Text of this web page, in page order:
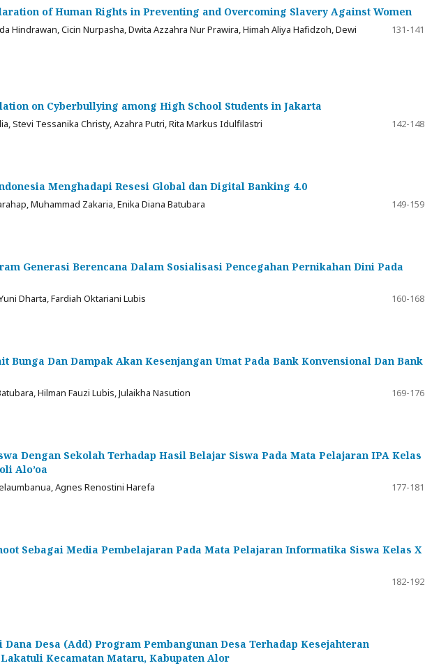
of Human Rights in Preventing and Overcoming Slavery Against Women
Hindrawan, Cicin Nurpasha, Dwita Azzahra Nur Prawira, Himah Aliya Hafidzoh, Dewi
131-141
on Cyberbullying among High School Students in Jakarta
Stevi Tessanika Christy, Azahra Putri, Rita Markus Idulfilastri
142-148
Menghadapi Resesi Global dan Digital Banking 4.0
Muhammad Zakaria, Enika Diana Batubara
149-159
Generasi Berencana Dalam Sosialisasi Pencegahan Pernikahan Dini Pada
Dharta, Fardiah Oktariani Lubis
160-168
Dan Dampak Akan Kesenjangan Umat Pada Bank Konvensional Dan Bank
Hilman Fauzi Lubis, Julaikha Nasution
169-176
Dengan Sekolah Terhadap Hasil Belajar Siswa Pada Mata Pelajaran IPA Kelas
Alo’oa
Agnes Renostini Harefa
177-181
Sebagai Media Pembelajaran Pada Mata Pelajaran Informatika Siswa Kelas X
182-192
Desa (Add) Program Pembangunan Desa Terhadap Kesejahteran
Kecamatan Mataru, Kabupaten Alor